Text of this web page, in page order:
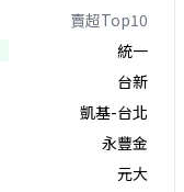
賣超Top10
統一
台新
凱基-台北
永豐金
元大